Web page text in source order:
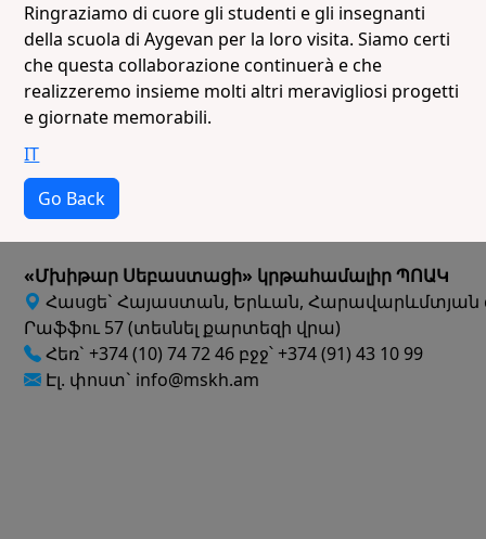
Ringraziamo di cuore gli studenti e gli insegnanti
della scuola di Aygevan per la loro visita. Siamo certi
che questa collaborazione continuerà e che
realizzeremo insieme molti altri meravigliosi progetti
e giornate memorabili.
IT
Go Back
«Մխիթար Սեբաստացի» կրթահամալիր ՊՈԱԿ
Հասցե` Հայաստան, Երևան, Հարավարևմտյան
Րաֆֆու 57 (տեսնել քարտեզի վրա)
Հեռ` +374 (10) 74 72 46 բջջ՝ +374 (91) 43 10 99
Էլ. փոստ` info@mskh.am